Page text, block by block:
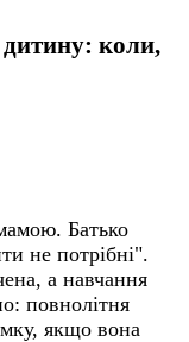
коли,
Батько
не потрібні".
а навчання
повнолітня
якщо вона